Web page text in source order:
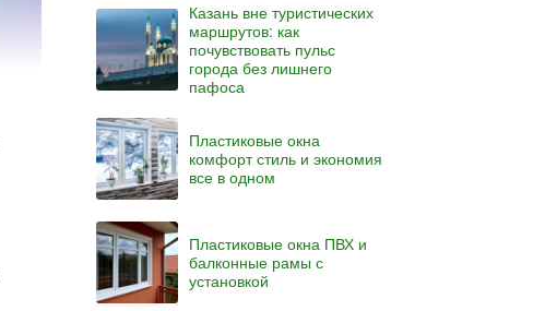
Казань вне туристических
маршрутов: как
почувствовать пульс
города без лишнего
пафоса
Пластиковые окна
комфорт стиль и экономия
все в одном
Пластиковые окна ПВХ и
балконные рамы с
установкой